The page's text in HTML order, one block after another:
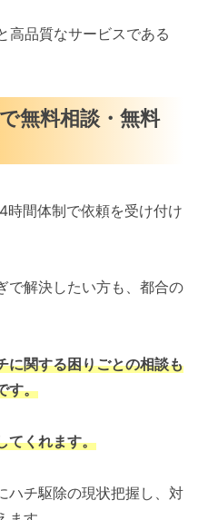
高品質なサービスである
無料相談・無料
時間体制で依頼を受け付け
で解決したい方も、都合の
に関する困りごとの相談も
す。
てくれます。
ハチ駆除の現状把握し、対